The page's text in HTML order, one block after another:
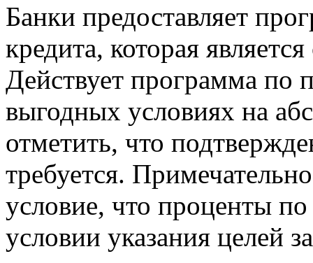
Банки предоставляет
кредита, которая
Действует программа по
выгодных условиях на
отметить, что
требуется.
условие, что проценты
условии указания целей